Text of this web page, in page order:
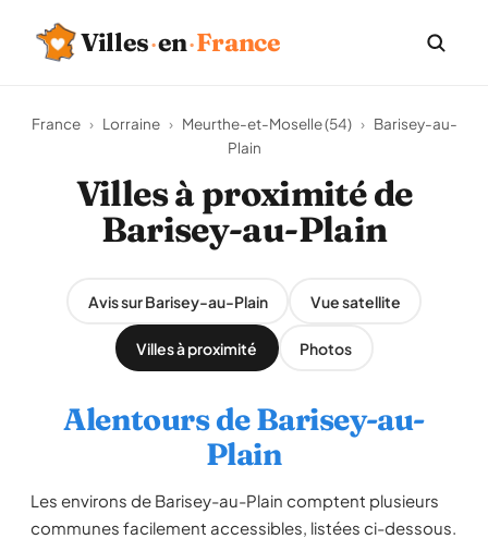
Villes·en·France
France › Lorraine › Meurthe-et-Moselle (54) › Barisey-au-
Plain
Villes à proximité de
Barisey-au-Plain
Avis sur Barisey-au-Plain Vue satellite
Villes à proximité Photos
Alentours de Barisey-au-
Plain
Les environs de Barisey-au-Plain comptent plusieurs
communes facilement accessibles, listées ci-dessous.